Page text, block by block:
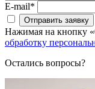
E-mail*
Нажимая на кнопку
обработку
Остались вопросы?